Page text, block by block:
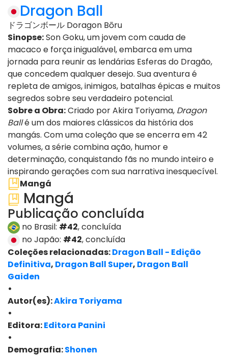
Dragon Ball
ドラゴンボール Doragon Bōru
Sinopse:Son Goku, um jovem com cauda de
macaco e força inigualável, embarca em uma
jornada para reunir as lendárias Esferas do Dragão,
que concedem qualquer desejo. Sua aventura é
repleta de amigos, inimigos, batalhas épicas e muitos
segredos sobre seu verdadeiro potencial.
Sobre a Obra:Criado por Akira Toriyama, Dragon
Ballé um dos maiores clássicos da história dos
mangás. Com uma coleção que se encerra em 42
volumes, a série combina ação, humor e
determinação, conquistando fãs no mundo inteiro e
inspirando gerações com sua narrativa inesquecível.
Mangá
Mangá
Publicação concluída
no Brasil: #42, concluída
no Japão: #42, concluída
Coleções relacionadas:Dragon Ball - Edição
Definitiva, Dragon Ball Super, Dragon Ball
Gaiden
•
Autor(es):Akira Toriyama
•
Editora:Editora Panini
•
Demografia:Shonen